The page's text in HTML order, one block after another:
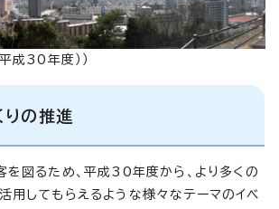
成30年度））
りの推進
図るため、平成30年度から、より多くの
用してもらえるような様々なテーマのイベ